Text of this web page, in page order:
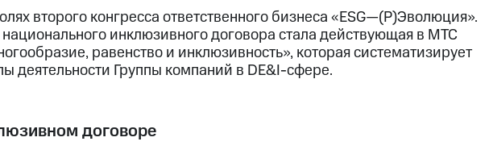
второго конгресса ответственного бизнеса «ESG—(Р)Эволюция».
инклюзивного договора стала действующая в МТС
равенство и инклюзивность», которая систематизирует
деятельности Группы компаний в DE&I-сфере.
договоре